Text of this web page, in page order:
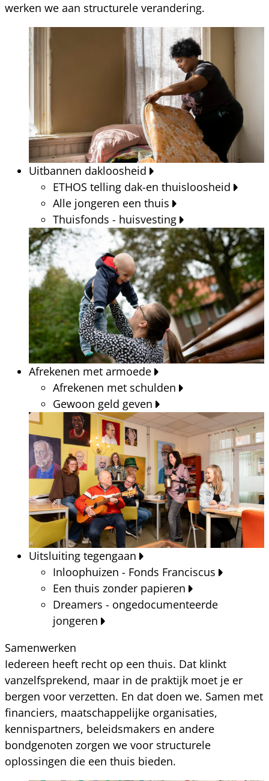
werken we aan structurele verandering.
Uitbannen dakloosheid
ETHOS telling dak-en thuisloosheid
Alle jongeren een thuis
Thuisfonds - huisvesting
Afrekenen met armoede
Afrekenen met schulden
Gewoon geld geven
Uitsluiting tegengaan
Inloophuizen - Fonds Franciscus
Een thuis zonder papieren
Dreamers - ongedocumenteerde
jongeren
Samenwerken
Iedereen heeft recht op een thuis. Dat klinkt
vanzelfsprekend, maar in de praktijk moet je er
bergen voor verzetten. En dat doen we. Samen met
financiers, maatschappelijke organisaties,
kennispartners, beleidsmakers en andere
bondgenoten zorgen we voor structurele
oplossingen die een thuis bieden.